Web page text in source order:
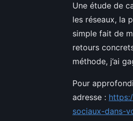
Une étude de
les réseaux, la
simple fait de
retours
méthode, j’ai
Pour
adresse :
sociaux-dans-